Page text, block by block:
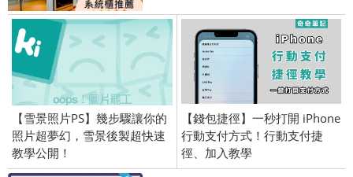
【雪景照片PS】幾步驟讓你的
照片超夢幻，雪景後製超快速
教學公開！
【錢包捷徑】一秒打開 iPhone
行動支付方式！行動支付捷
徑、加入教學